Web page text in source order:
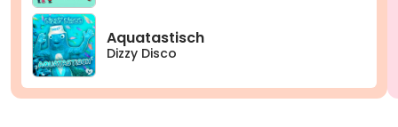
Aquatastisch
Dizzy Disco